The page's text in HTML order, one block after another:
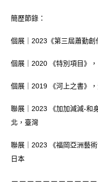
簡歷節錄：
個展｜2023《第三屆蕭勤
個展｜2020 《特別項目》
個展｜2019 《河上之書》
聯展｜2023 《加加減減-和
北，臺灣
聯展｜2023 《福岡亞洲藝
日本
－－－－－－－－－－